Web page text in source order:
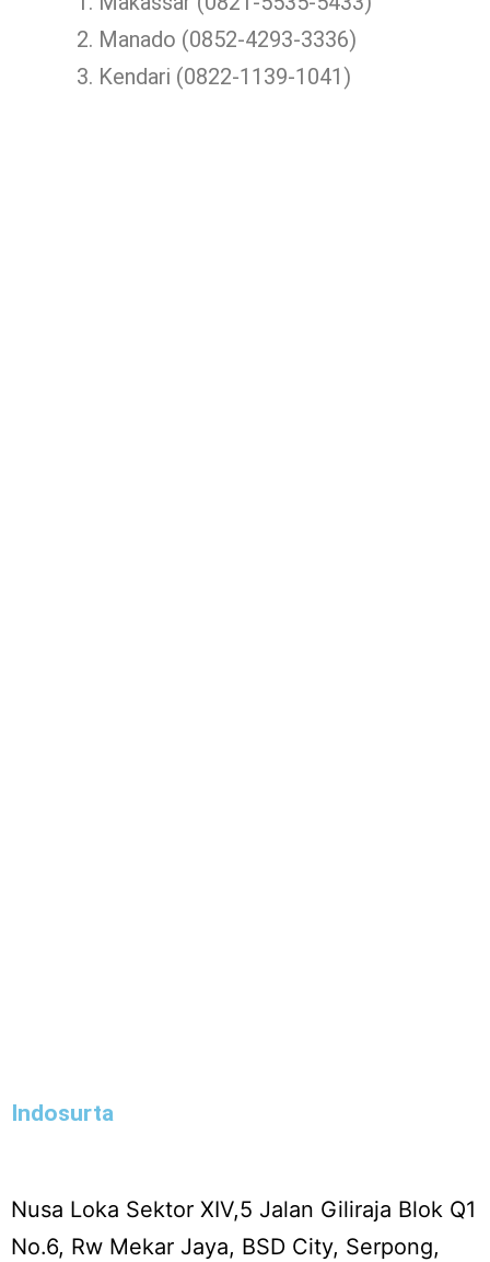
Manado (0852-4293-3336)
Kendari (0822-1139-1041)
Indosurta
Nusa Loka Sektor XIV,5 Jalan Giliraja Blok Q1
No.6, Rw Mekar Jaya, BSD City, Serpong,